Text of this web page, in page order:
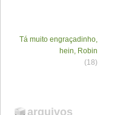
Tá muito engraçadinho,
hein, Robin
(18)
arquivos